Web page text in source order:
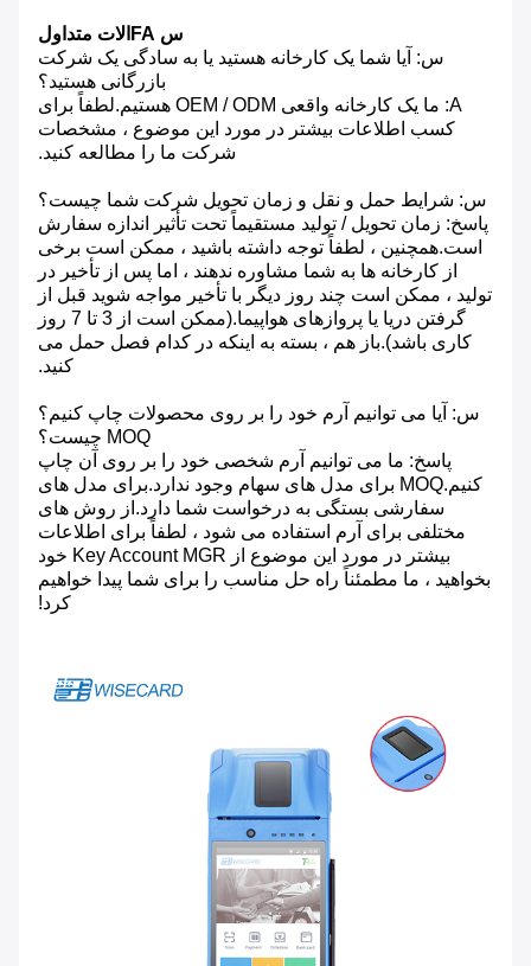
س FAالات متداول
س: آیا شما یک کارخانه هستید یا به سادگی یک شرکت
بازرگانی هستید؟
A: ما یک کارخانه واقعی OEM / ODM هستیم.لطفاً برای
کسب اطلاعات بیشتر در مورد این موضوع ، مشخصات
شرکت ما را مطالعه کنید.
س: شرایط حمل و نقل و زمان تحویل شرکت شما چیست؟
پاسخ: زمان تحویل / تولید مستقیماً تحت تأثیر اندازه سفارش
است.همچنین ، لطفاً توجه داشته باشید ، ممکن است برخی
از کارخانه ها به شما مشاوره ندهند ، اما پس از تأخیر در
تولید ، ممکن است چند روز دیگر با تأخیر مواجه شوید قبل از
گرفتن دریا یا پروازهای هواپیما.(ممکن است از 3 تا 7 روز
کاری باشد).باز هم ، بسته به اینکه در کدام فصل حمل می
کنید.
س: آیا می توانیم آرم خود را بر روی محصولات چاپ کنیم؟
MOQ چیست؟
پاسخ: ما می توانیم آرم شخصی خود را بر روی آن چاپ
کنیم.MOQ برای مدل های سهام وجود ندارد.برای مدل های
سفارشی بستگی به درخواست شما دارد.از روش های
مختلفی برای آرم استفاده می شود ، لطفاً برای اطلاعات
بیشتر در مورد این موضوع از Key Account MGR خود
بخواهید ، ما مطمئناً راه حل مناسب را برای شما پیدا خواهیم
کرد!